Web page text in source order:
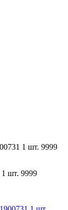
1 шт. 9999
шт. 9999